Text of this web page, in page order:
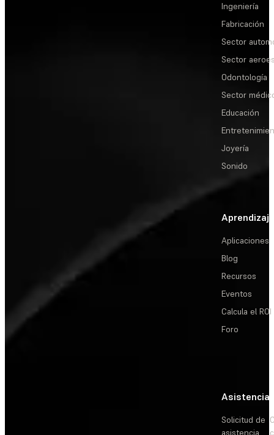
Ingeniería
Fabricación
Sector
Sector
Odontología
Sector
Educación
Joyería
Sonido
Aprendizaje
Aplicaciones
Blog
Recursos
Eventos
Calcula el ROI
Foro
Asistencia
Solicitud de
asistencia